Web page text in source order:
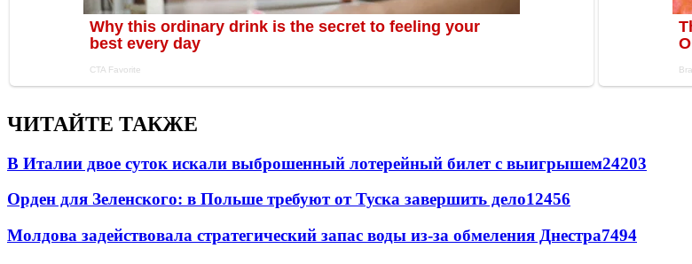
ЧИТАЙТЕ ТАКЖЕ
В Италии двое суток искали выброшенный лотерейный билет с выигрышем24203
Орден для Зеленского: в Польше требуют от Туска завершить дело12456
Молдова задействовала стратегический запас воды из-за обмеления Днестра7494